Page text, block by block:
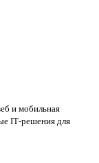
и мобильная
IT‑решения для